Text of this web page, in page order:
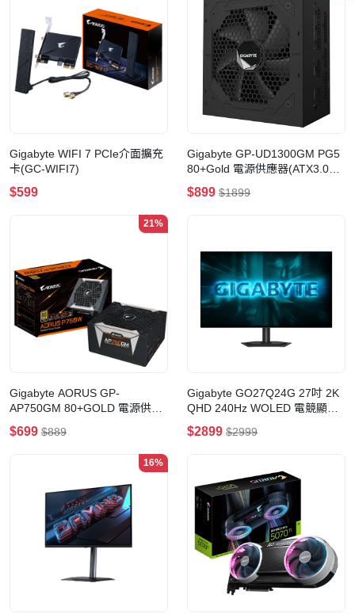
Gigabyte WIFI 7 PCIe介面擴充
卡(GC-WIFI7)
$599
Gigabyte GP-UD1300GM PG5
80+Gold 電源供應器(ATX3.0
PCIe5.0)
$899 $1899
21%
Gigabyte AORUS GP-
AP750GM 80+GOLD 電源供應
器
$699 $889
Gigabyte GO27Q24G 27吋 2K
QHD 240Hz WOLED 電競顯示
器
$2899 $2999
16%